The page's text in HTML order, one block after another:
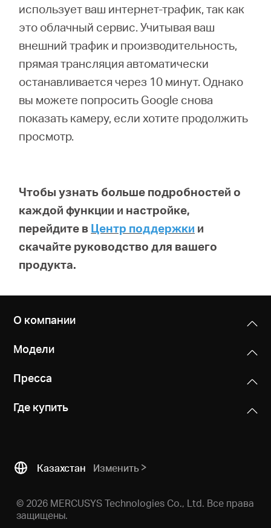
использует ваш интернет-трафик, так как
это облачный сервис. Учитывая ваш
внешний трафик и производительность,
прямая трансляция автоматически
останавливается через 10 минут. Однако
вы можете попросить Google снова
показать камеру, если хотите продолжить
просмотр.
Чтобы узнать больше подробностей о
каждой функции и настройке,
перейдите в Центр поддержки и
скачайте руководство для вашего
продукта.
О компании
Модели
Пресса
Где купить
Казахстан Изменить
© 2026 MERCUSYS Technologies Co., Ltd. Все права
защищены.